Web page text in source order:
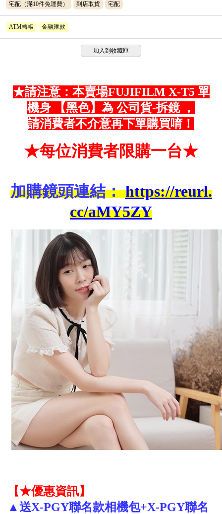
宅配（滿10件免運費） 到店取貨 宅配
ATM轉帳 金融匯款
加入到收藏匣
★請注意：本賣場FUJIFILM X-T5 單
機身 【黑色】為 公司貨-拆鏡 ，
請消費者不介意再下單購買唷！
★每位消費者限購一台★
加購鏡頭連結：https://reurl.
cc/aMY5ZY
【★優惠資訊】
▲送X-PGY聯名款相機包+X-PGY聯名